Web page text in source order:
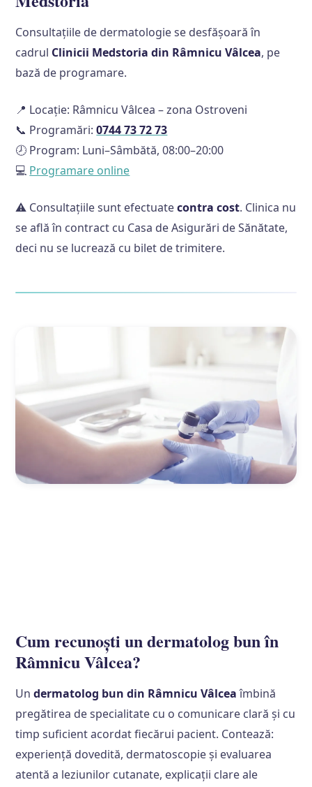
Consultațiile de dermatologie se desfășoară în
cadrul Clinicii Medstoria din Râmnicu Vâlcea, pe
bază de programare.
📍 Locație: Râmnicu Vâlcea – zona Ostroveni
📞 Programări:0744 73 72 73
🕗 Program: Luni–Sâmbătă, 08:00–20:00
💻 Programare online
⚠️ Consultațiile sunt efectuatecontra cost. Clinica nu
se află în contract cu Casa de Asigurări de Sănătate,
deci nu se lucrează cu bilet de trimitere.
Cum recunoști un dermatolog bun în
Râmnicu Vâlcea?
Undermatolog bun din Râmnicu Vâlceaîmbină
pregătirea de specialitate cu o comunicare clară și cu
timp suficient acordat fiecărui pacient. Contează:
experiență dovedită, dermatoscopie și evaluarea
atentă a leziunilor cutanate, explicații clare ale